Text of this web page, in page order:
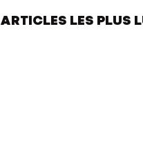
ARTICLES LES PLUS